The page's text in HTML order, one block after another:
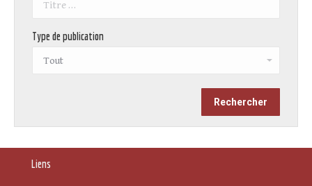
Type de publication
Liens